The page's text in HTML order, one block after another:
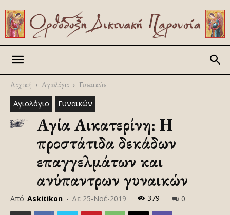
Αρχική Αγιολόγιο Γυναικών
Αγιολόγιο Γυναικών
Αγία Αικατερίνη: Η
προστάτιδα δεκάδων
επαγγελμάτων και
ανύπαντρων γυναικών
Από Askitikon - Δε 25-Νοέ-2019 379 0